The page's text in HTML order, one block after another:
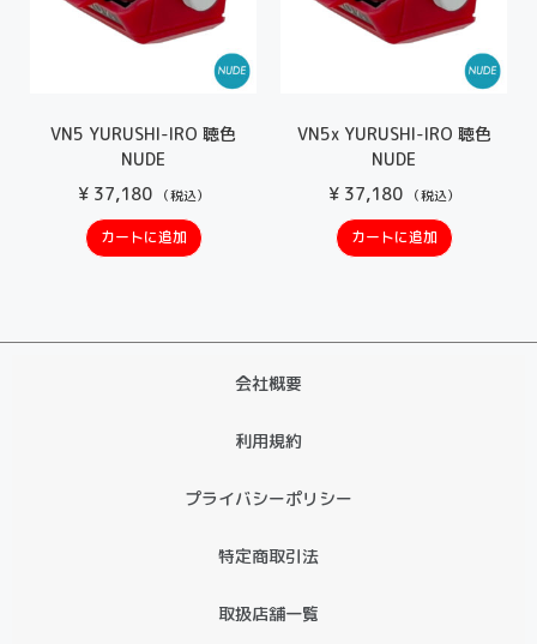
VN5 YURUSHI-IRO 聴色
NUDE
¥37,180 （税込）
カートに追加
VN5x YURUSHI-IRO 聴色
NUDE
¥37,180 （税込）
カートに追加
会社概要
利用規約
プライバシーポリシー
特定商取引法
取扱店舗一覧